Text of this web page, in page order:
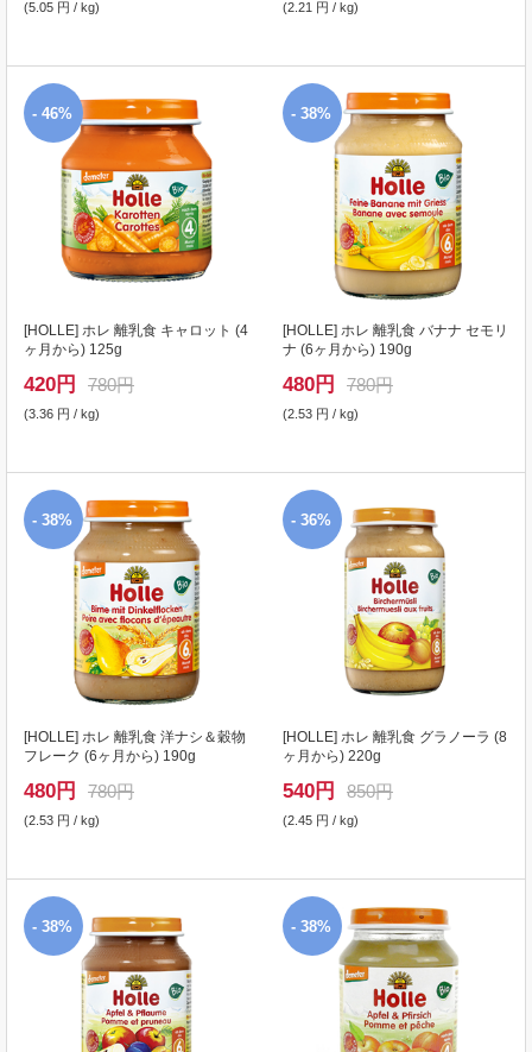
(5.05 円 / kg) (2.21 円 / kg)
- 46%
[HOLLE] ホレ 離乳食 キャロット (4
ヶ月から) 125g
420円 780円
(3.36 円 / kg)
- 38%
[HOLLE] ホレ 離乳食 バナナ セモリ
ナ (6ヶ月から) 190g
480円 780円
(2.53 円 / kg)
- 38%
[HOLLE] ホレ 離乳食 洋ナシ＆穀物
フレーク (6ヶ月から) 190g
480円 780円
(2.53 円 / kg)
- 36%
[HOLLE] ホレ 離乳食 グラノーラ (8
ヶ月から) 220g
540円 850円
(2.45 円 / kg)
- 38% - 38%